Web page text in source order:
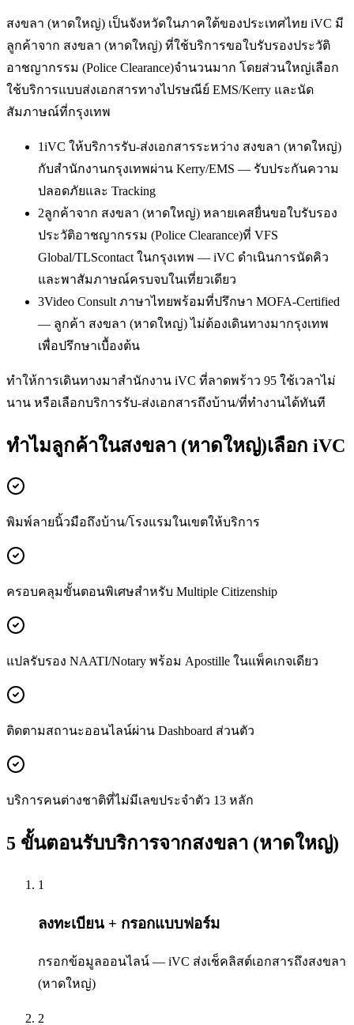
สงขลา (หาดใหญ่) เป็นจังหวัดในภาคใต้ของประเทศไทย iVC มี
ลูกค้าจาก สงขลา (หาดใหญ่) ที่ใช้บริการขอใบรับรองประวัติ
อาชญากรรม (Police Clearance)จำนวนมาก โดยส่วนใหญ่เลือก
ใช้บริการแบบส่งเอกสารทางไปรษณีย์ EMS/Kerry และนัด
สัมภาษณ์ที่กรุงเทพ
1iVC ให้บริการรับ-ส่งเอกสารระหว่าง สงขลา (หาดใหญ่)
กับสำนักงานกรุงเทพผ่าน Kerry/EMS — รับประกันความ
ปลอดภัยและ Tracking
2ลูกค้าจาก สงขลา (หาดใหญ่) หลายเคสยื่นขอใบรับรอง
ประวัติอาชญากรรม (Police Clearance)ที่ VFS
Global/TLScontact ในกรุงเทพ — iVC ดำเนินการนัดคิว
และพาสัมภาษณ์ครบจบในเที่ยวเดียว
3Video Consult ภาษาไทยพร้อมที่ปรึกษา MOFA-Certified
— ลูกค้า สงขลา (หาดใหญ่) ไม่ต้องเดินทางมากรุงเทพ
เพื่อปรึกษาเบื้องต้น
ทำให้การเดินทางมาสำนักงาน iVC ที่ลาดพร้าว 95 ใช้เวลาไม่
นาน หรือเลือกบริการรับ-ส่งเอกสารถึงบ้าน/ที่ทำงานได้ทันที
ทำไมลูกค้าในสงขลา (หาดใหญ่)เลือก iVC
พิมพ์ลายนิ้วมือถึงบ้าน/โรงแรมในเขตให้บริการ
ครอบคลุมขั้นตอนพิเศษสำหรับ Multiple Citizenship
แปลรับรอง NAATI/Notary พร้อม Apostille ในแพ็คเกจเดียว
ติดตามสถานะออนไลน์ผ่าน Dashboard ส่วนตัว
บริการคนต่างชาติที่ไม่มีเลขประจำตัว 13 หลัก
5 ขั้นตอนรับบริการจากสงขลา (หาดใหญ่)
1
ลงทะเบียน + กรอกแบบฟอร์ม
กรอกข้อมูลออนไลน์ — iVC ส่งเช็คลิสต์เอกสารถึงสงขลา
(หาดใหญ่)
2